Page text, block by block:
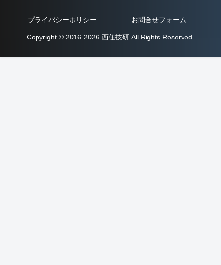
プライバシーポリシー お問合せフォーム
Copyright © 2016-2026 西住技研 All Rights Reserved.